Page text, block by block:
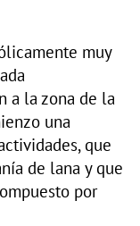
muy
a la zona de la
una
que
de lana y que
por